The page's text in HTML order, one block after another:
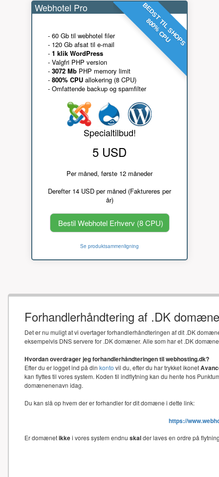
BEDST TIL SHOPS
800% CPU
Webhotel Pro
- 60 Gb til webhotel filer
- 120 Gb afsat til e-mail
- 1 klik WordPress
- Valgfri PHP version
- 3072 Mb PHP memory limit
- 800% CPU allokering (8 CPU)
- Omfattende backup og spamfilter
Specialtilbud!
5 USD
Per måned, første 12 måneder
Derefter 14 USD per måned (Faktureres per
år)
Bestil Webhotel Erhverv (8 CPU)
Se produktsammenligning
Forhandlerhåndtering af .DK
Det er nu muligt at vi overtager forhandlerhåndteringen af dit .DK
eksempelvis DNS servere for .DK domæner. Alle som har et .DK
Hvordan overdrager jeg forhandlerhåndteringen til webhosting.dk?
Efter du er logget ind på din konto vil du, efter du har trykket ikonet
kan flyttes til vores system. Koden til indflytning kan du hente hos
domænenenavn idag.
Du kan slå op hvem der er forhandler for dit domæne i dette link:
https://
Er domænetikkei vores system endnu skalder laves en ordre på